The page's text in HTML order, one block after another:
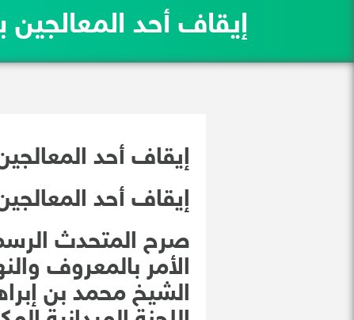
إيقاف أحد
إيقاف أحد
إيقاف أحد
صرح المتحدث
الأمر بالمعروف
الشيخ محمد بن